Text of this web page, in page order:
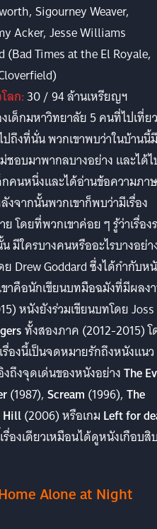
Sigourney Weaver,
Acker, Jesse Williams
(Bad Times at the El Royale,
ลก:30 / 94 ล้านเหรียญฯ
งเด็กมหาวิทยาลัย 5 คนที่ไปเที่ยว
ถึงที่นั่น พวกเขาพบว่าในบ้านนี้มี
ชอบมาพากลบางอย่าง และได้
คนหนึ่งและได้อ่านข้อความภา
งจากนั้นพวกเขาก็พบว่ามีเรื่อง
โดยที่พวกเขาค่อย ๆ รู้ว่าเรื่อง
มีใครบางคนหรืออะไรบางอย่า
Drew Goddard ซึ่งได้กำกับห
ขาคือนักเขียนบทมือฉมังที่มีผลง
หนังยังร่วมเขียนบทโดย Joss
ทั้งสองภาค (2012-2015)
องนี้เป็นจดหมายรักถึงหนังแนว
ถึงจุดเด่นของหนังอย่างThe
(1987), Scream (1996), The
Hill(2006) หรือเกม Left for
รื่องเดียวเหมือนได้ดูหนังเกือบสิ
Alone at Night